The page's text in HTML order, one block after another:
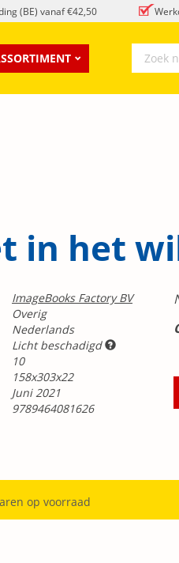
(BE) vanaf €42,50
in het
ImageBooks Factory BV
Overig
Nederlands
Licht beschadigd
10
158x303x22
Juni 2021
9789464081626
op voorraad